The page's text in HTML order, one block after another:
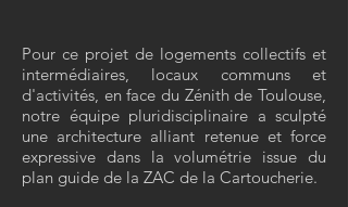
Pour ce projet de logements collectifs et
intermédiaires, locaux communs et
d'activités, en face du Zénith de Toulouse,
notre équipe pluridisciplinaire a sculpté
une architecture alliant retenue et force
expressive dans la volumétrie issue du
plan guide de la ZAC de la Cartoucherie.